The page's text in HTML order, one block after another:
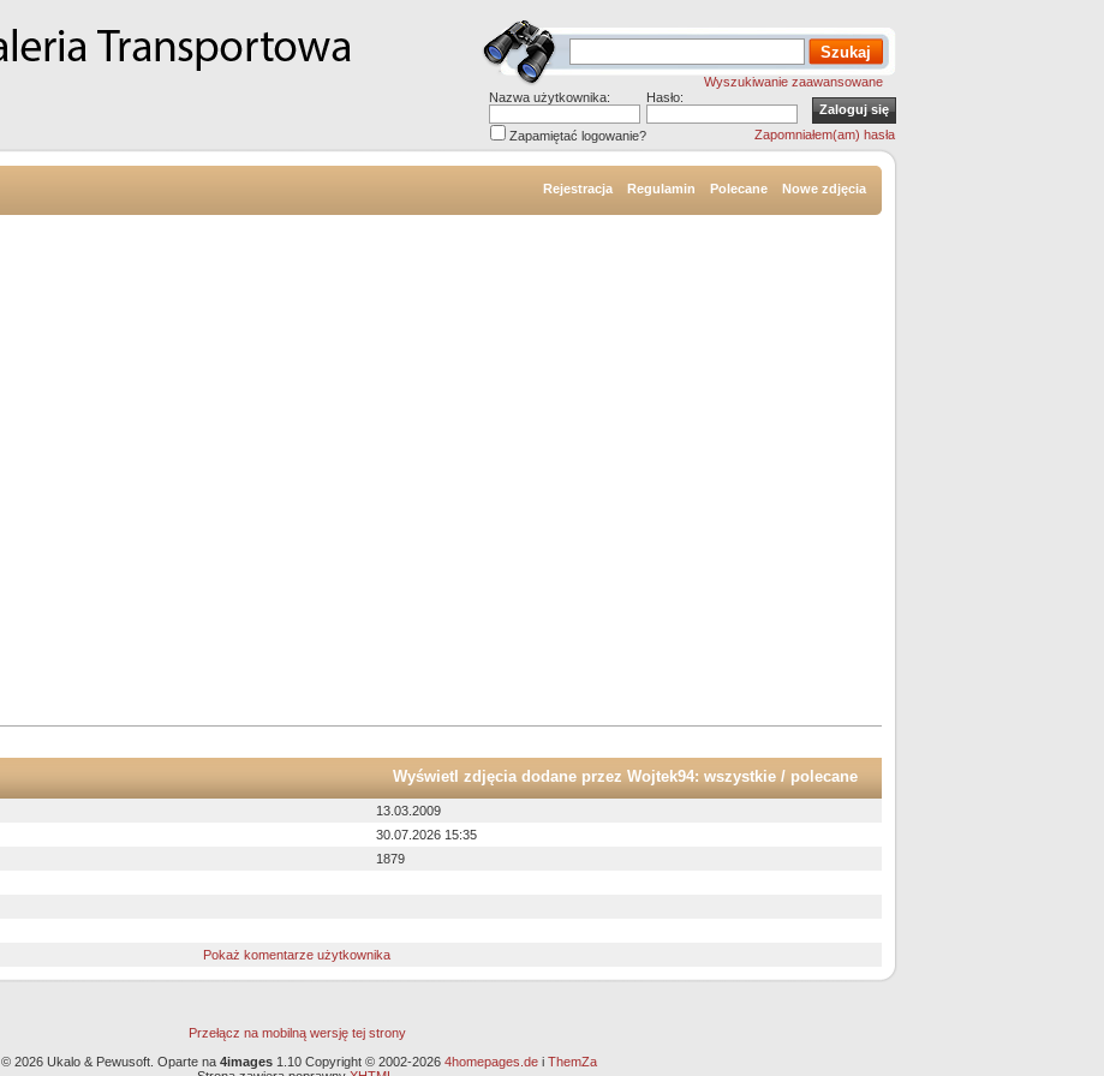
Wyszukiwanie zaawansowane
Nazwa użytkownika:
Hasło:
Zapamiętać logowanie? Zapomniałem(am) hasła
Rejestracja Regulamin Polecane Nowe zdjęcia
Wyświetl zdjęcia dodane przez Wojtek94: wszystkie / polecane
13.03.2009
30.07.2026 15:35
1879
Pokaż komentarze użytkownika
Przełącz na mobilną wersję tej strony
© 2026 Ukalo & Pewusoft. Oparte na 4images1.10 Copyright © 2002-2026 4homepages.dei ThemZa